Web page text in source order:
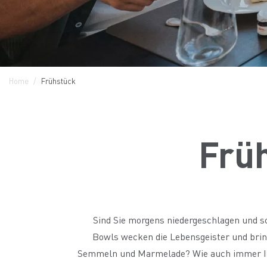
Home Frühstück
Sind Sie morgens niedergeschlagen
Bowls wecken die Lebensgeister und
Semmeln und Marmelade? Wie auch